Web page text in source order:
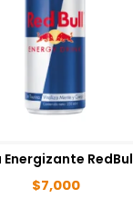
$7,000